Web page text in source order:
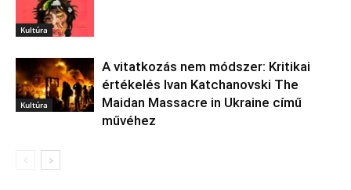
Kultúra
Kultúra
A vitatkozás nem módszer: Kritikai
értékelés Ivan Katchanovski The
Maidan Massacre in Ukraine című
művéhez